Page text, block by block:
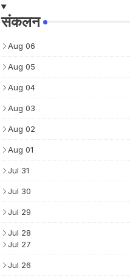
संकलन
Aug 06
Aug 05
Aug 04
Aug 03
Aug 02
Aug 01
Jul 31
Jul 30
Jul 29
Jul 28
Jul 27
Jul 26